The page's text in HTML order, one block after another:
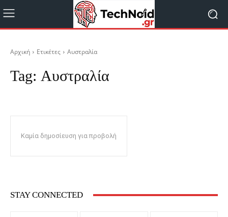
Αρχική Ετικέτες Αυστραλία
Tag: Αυστραλία
Καμία δημοσίευση για προβολή
STAY CONNECTED